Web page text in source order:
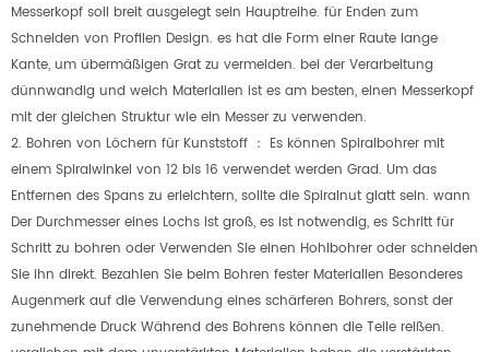
Messerkopf soll breit ausgelegt sein Hauptreihe. für Enden zum
Schneiden von Profilen Design. es hat die Form einer Raute lange
Kante, um übermäßigen Grat zu vermeiden. bei der Verarbeitung
dünnwandig und weich Materialien ist es am besten, einen Messerkopf
mit der gleichen Struktur wie ein Messer zu verwenden.
2. Bohren von Löchern für Kunststoff ： Es können Spiralbohrer mit
einem Spiralwinkel von 12 bis 16 verwendet werden Grad. Um das
Entfernen des Spans zu erleichtern, sollte die Spiralnut glatt sein. wann
Der Durchmesser eines Lochs ist groß, es ist notwendig, es Schritt für
Schritt zu bohren oder Verwenden Sie einen Hohlbohrer oder schneiden
Sie ihn direkt. Bezahlen Sie beim Bohren fester Materialien Besonderes
Augenmerk auf die Verwendung eines schärferen Bohrers, sonst der
zunehmende Druck Während des Bohrens können die Teile reißen.